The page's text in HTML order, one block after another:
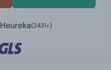
Heureka(2431×)